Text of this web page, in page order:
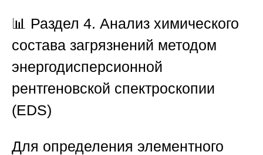
📊 Раздел 4. Анализ химического
состава загрязнений методом
энергодисперсионной
рентгеновской спектроскопии
(EDS)
Для определения элементного